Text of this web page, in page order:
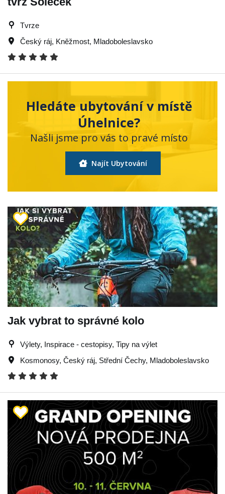
Tvrze
Český ráj, Kněžmost, Mladoboleslavsko
Hledáte ubytování v místě
Úhelnice?
Našli jsme pro vás to pravé místo
Najít Ubytování
Jak vybrat to správné kolo
Výlety, Inspirace - cestopisy, Tipy na výlet
Kosmonosy, Český ráj, Střední Čechy, Mladoboleslavsko